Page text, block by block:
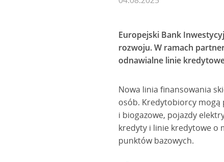
Europejski Bank
rozwoju. W ramach
odnawialne linie
Nowa linia finansowania
osób. Kredytobiorcy mogą
i biogazowe, pojazdy
kredyty i linie kredytowe o
punktów bazowych.